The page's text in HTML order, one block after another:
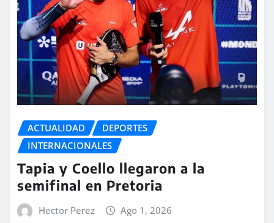
ACTUALIDAD
DEPORTES
INTERNACIONALES
Tapia y Coello llegaron a la
semifinal en Pretoria
Hector Perez Ago 1, 2026